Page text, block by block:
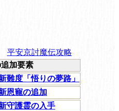
平安京討魔伝攻略
加要素
難度「悟りの夢路」
恩寵の追加
守護霊の入手